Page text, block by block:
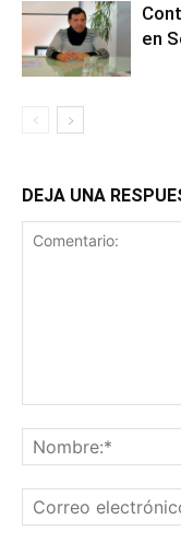
en
DEJA UNA